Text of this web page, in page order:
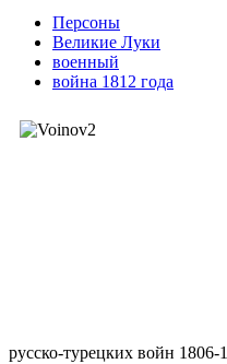
Персоны
Великие Луки
военный
война 1812 года
русско-турецких войн 1806-